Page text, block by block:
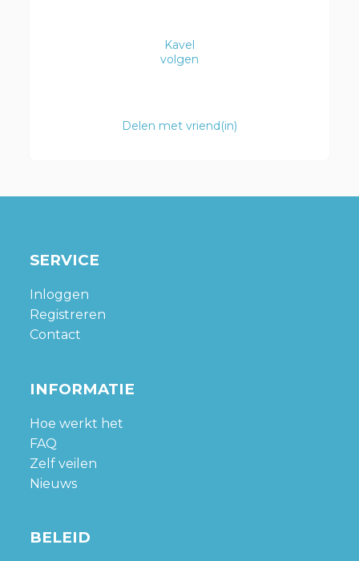
Kavel
volgen
Delen met vriend(in)
SERVICE
Inloggen
Registreren
Contact
INFORMATIE
Hoe werkt het
FAQ
Zelf veilen
Nieuws
BELEID